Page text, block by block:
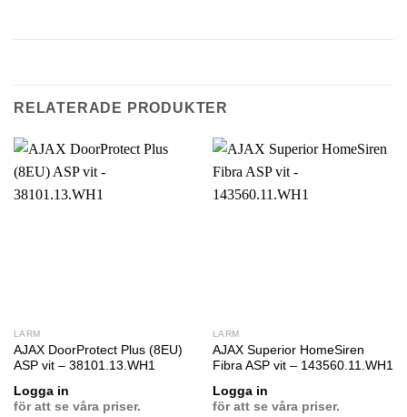
RELATERADE PRODUKTER
LARM
AJAX DoorProtect Plus (8EU)
ASP vit – 38101.13.WH1
Logga in
för att se våra priser.
LARM
AJAX Superior HomeSiren
Fibra ASP vit – 143560.11.WH1
Logga in
för att se våra priser.